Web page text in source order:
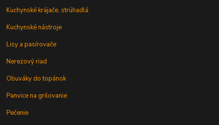
Kuchynské krájače, strúhadlá
Kuchynské nástroje
Lisy a pasírovače
Nerezový riad
Obuváky do topánok
Panvice na grilovanie
Pečenie